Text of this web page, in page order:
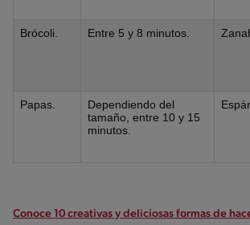
Brócoli. Entre 5 y 8 minutos.
Papas.
Dependiendo del
tamaño, entre 10 y 15
minutos.
Conoce 10 creativas y deliciosas formas de